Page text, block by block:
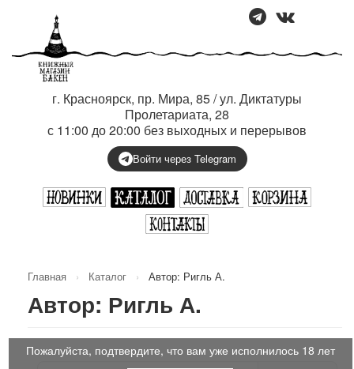
г. Красноярск, пр. Мира, 85 / ул. Диктатуры
Пролетариата, 28
с 11:00 до 20:00 без выходных и перерывов
Войти через Telegram
Главная › Каталог › Автор: Ригль А.
Автор: Ригль А.
Пожалуйста, подтвердите, что вам уже исполнилось 18 лет